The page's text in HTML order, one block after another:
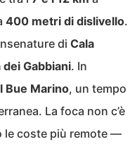
400 metri di dislivello.
di Cala
dei Gabbiani. In
Bue Marino, un tempo
La foca non c’è
le coste più remote —